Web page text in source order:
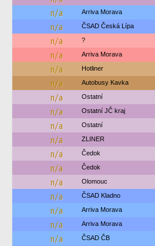
n/a Arriva Morava
n/a ČSAD Česká Lípa
n/a ?
n/a Arriva Morava
n/a Hotliner
n/a Autobusy Kavka
n/a Ostatní
n/a Ostatní JČ kraj
n/a Ostatní
n/a ZLINER
n/a Čedok
n/a Čedok
n/a Olomouc
n/a ČSAD Kladno
n/a Arriva Morava
n/a Arriva Morava
n/a ČSAD ČB